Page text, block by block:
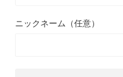
ニックネーム（任意）